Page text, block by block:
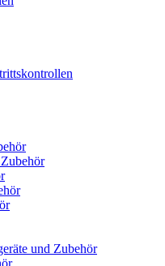
und Zubehör